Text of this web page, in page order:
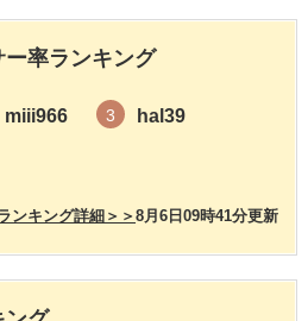
率ランキング
miii966 3 hal39
8月6日09時41分更新
ンキング詳細＞＞